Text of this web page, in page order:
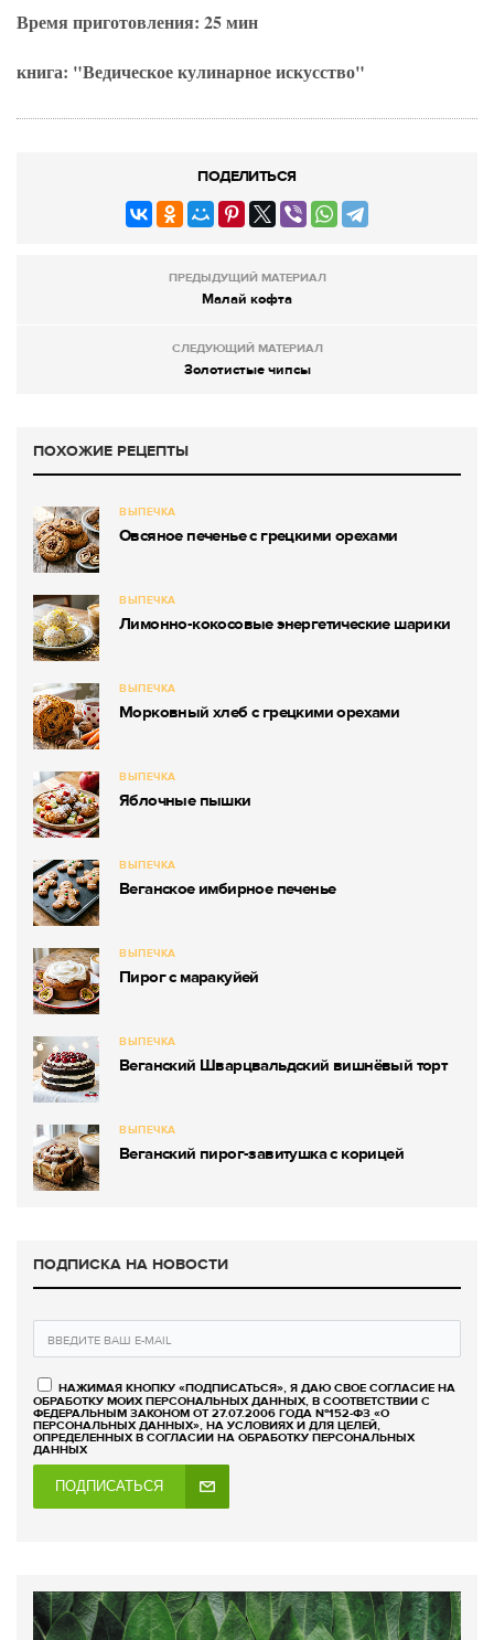
Время приготовления: 25 мин
книга: "Ведическое кулинарное искусство"
ПОДЕЛИТЬСЯ
ПРЕДЫДУЩИЙ МАТЕРИАЛ
Малай кофта
СЛЕДУЮЩИЙ МАТЕРИАЛ
Золотистые чипсы
ПОХОЖИЕ РЕЦЕПТЫ
ВЫПЕЧКА
Овсяное печенье с грецкими орехами
ВЫПЕЧКА
Лимонно-кокосовые энергетические шарики
ВЫПЕЧКА
Морковный хлеб с грецкими орехами
ВЫПЕЧКА
Яблочные пышки
ВЫПЕЧКА
Веганское имбирное печенье
ВЫПЕЧКА
Пирог с маракуйей
ВЫПЕЧКА
Веганский Шварцвальдский вишнёвый торт
ВЫПЕЧКА
Веганский пирог-завитушка с корицей
ПОДПИСКА НА НОВОСТИ
НАЖИМАЯ КНОПКУ «ПОДПИСАТЬСЯ», Я ДАЮ СВОЕ СОГЛАСИЕ НА
ОБРАБОТКУ МОИХ ПЕРСОНАЛЬНЫХ ДАННЫХ, В СООТВЕТСТВИИ С
ФЕДЕРАЛЬНЫМ ЗАКОНОМ ОТ 27.07.2006 ГОДА №152-ФЗ «О
ПЕРСОНАЛЬНЫХ ДАННЫХ», НА УСЛОВИЯХ И ДЛЯ ЦЕЛЕЙ,
ОПРЕДЕЛЕННЫХ В СОГЛАСИИ НА ОБРАБОТКУ ПЕРСОНАЛЬНЫХ
ДАННЫХ
ПОДПИСАТЬСЯ